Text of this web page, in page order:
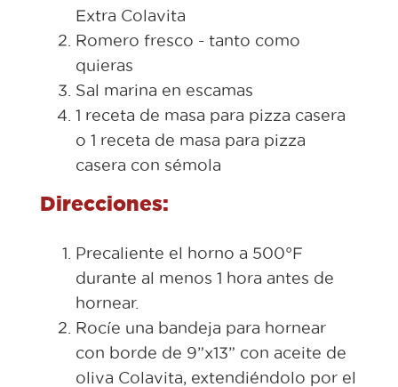
Extra Colavita
Romero fresco - tanto como
quieras
Sal marina en escamas
1 receta de masa para pizza casera
o 1 receta de masa para pizza
casera con sémola
Direcciones:
Precaliente el horno a 500°F
durante al menos 1 hora antes de
hornear.
Rocíe una bandeja para hornear
con borde de 9”x13” con aceite de
oliva Colavita, extendiéndolo por el